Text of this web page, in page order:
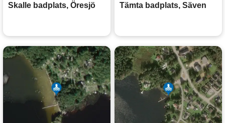
Skalle badplats, Öresjö Tämta badplats, Säven